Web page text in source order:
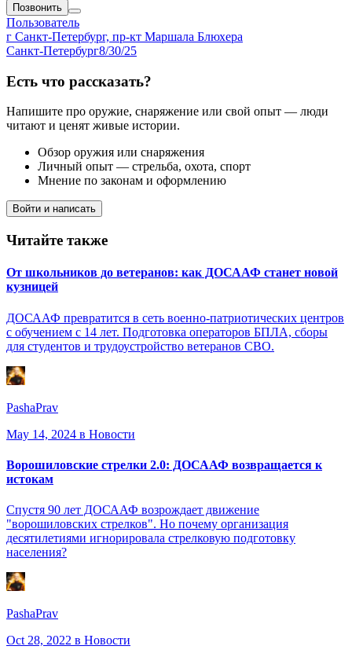
Позвонить
Пользователь
г Санкт-Петербург, пр-кт Маршала Блюхера
Санкт-Петербург8/30/25
Есть что рассказать?
Напишите про оружие, снаряжение или свой опыт — люди
читают и ценят живые истории.
Обзор оружия или снаряжения
Личный опыт — стрельба, охота, спорт
Мнение по законам и оформлению
Войти и написать
Читайте также
От школьников до ветеранов: как ДОСААФ станет новой
кузницей
ДОСААФ превратится в сеть военно-патриотических центров
с обучением с 14 лет. Подготовка операторов БПЛА, сборы
для студентов и трудоустройство ветеранов СВО.
PashaPrav
May 14, 2024 в Новости
Ворошиловские стрелки 2.0: ДОСААФ возвращается к
истокам
Спустя 90 лет ДОСААФ возрождает движение
"ворошиловских стрелков". Но почему организация
десятилетиями игнорировала стрелковую подготовку
населения?
PashaPrav
Oct 28, 2022 в Новости